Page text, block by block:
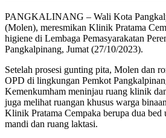
PANGKALINANG – Wali Kota
(Molen), meresmikan Klinik Pratama
higiene di Lembaga Pemasyarakatan
Pangkalpinang, Jumat (27/10/2023).
Setelah prosesi gunting pita, Molen dan
OPD di lingkungan Pemkot
Kemenkumham meninjau ruang klinik
juga melihat ruangan khusus warga
Klinik Pratama Cempaka berupa dua bed
mandi dan ruang laktasi.